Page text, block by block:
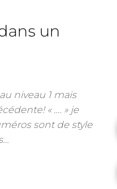
un
niveau 1 mais
« …. » je
sont de style